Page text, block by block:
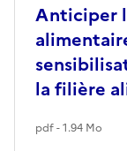
Anticiper
la filière
pdf - 1.94 Mo